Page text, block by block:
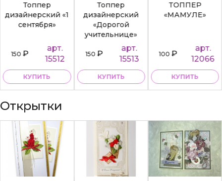
Топпер
дизайнерский «1
сентября»
150₽
арт.
15512
КУПИТЬ
Топпер
дизайнерский
«Дорогой
учительнице»
150₽
арт.
15513
КУПИТЬ
ТОППЕР
«МАМУЛЕ»
100₽
арт.
12066
КУПИТЬ
Открытки